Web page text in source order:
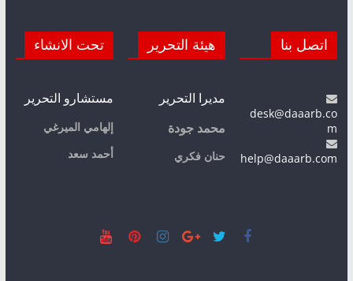
اتصل بنا
desk@daaarb.co
m
help@daaarb.com
هيئة التحرير
مديرا التحرير
محمد جودة
حنان فكري
تحت الانشاء
مستشارو التحرير
إلهامي الميرغي
أحمد سعد